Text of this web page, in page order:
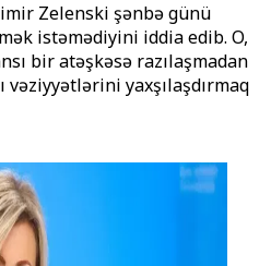
Zelenski şənbə günü
istəmədiyini iddia edib. O,
bir atəşkəsə razılaşmadan
vəziyyətlərini yaxşılaşdırmaq